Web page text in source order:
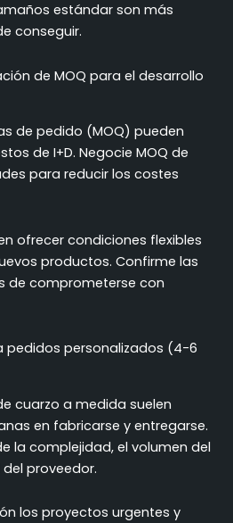
estándar son más
conseguir.
de MOQ para el desarrollo
de pedido (MOQ) pueden
de I+D. Negocie MOQ de
para reducir los costes
ofrecer condiciones flexibles
productos. Confirme las
de comprometerse con
pedidos personalizados (4-6
cuarzo a medida suelen
en fabricarse y entregarse.
la complejidad, el volumen del
proveedor.
los proyectos urgentes y